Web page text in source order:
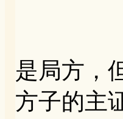
是局方，
方子的主